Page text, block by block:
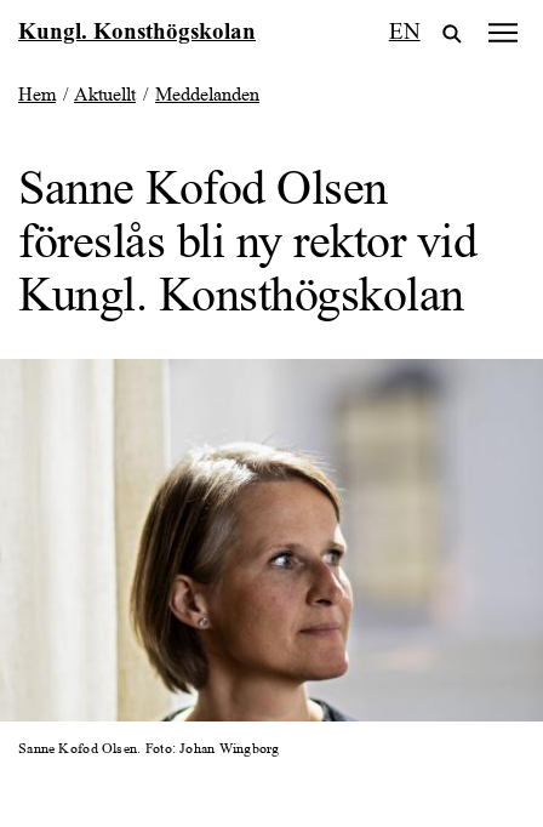
tillKungl. Konsthögskolan EN
Hem/Aktuellt/ Meddelanden
Sanne Kofod Olsen
föreslås bli ny rektor vid
Kungl. Konsthögskolan
Sanne Kofod Olsen. Foto: Johan Wingborg